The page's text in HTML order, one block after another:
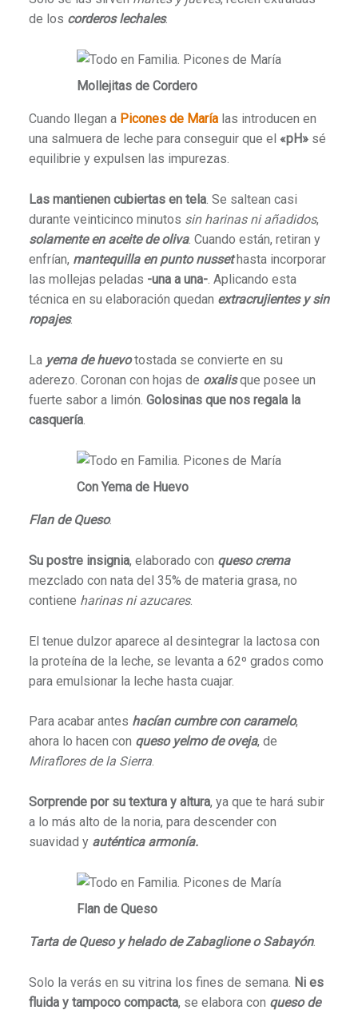
de los corderos lechales.
Mollejitas de Cordero
Cuando llegan a Picones de Maríalas introducen en
una salmuera de leche para conseguir que el «pH»sé
equilibrie y expulsen las impurezas.
Las mantienen cubiertas en tela. Se saltean casi
durante veinticinco minutos sin harinas ni añadidos,
solamente en aceite de oliva. Cuando están, retiran y
enfrían, mantequilla en punto nussethasta incorporar
las mollejas peladas -una a una-. Aplicando esta
técnica en su elaboración quedan extracrujientes y sin
ropajes.
La yema de huevotostada se convierte en su
aderezo. Coronan con hojas de oxalisque posee un
fuerte sabor a limón. Golosinas que nos regala la
casquería.
Con Yema de Huevo
Flan de Queso.
Su postre insignia, elaborado con queso crema
mezclado con nata del 35% de materia grasa, no
contiene harinas ni azucares.
El tenue dulzor aparece al desintegrar la lactosa con
la proteína de la leche, se levanta a 62º grados como
para emulsionar la leche hasta cuajar.
Para acabar antes hacían cumbre con caramelo,
ahora lo hacen con queso yelmo de oveja, de
Miraflores de la Sierra.
Sorprende por su textura y altura, ya que te hará subir
a lo más alto de la noria, para descender con
suavidad y auténtica armonía.
Flan de Queso
Tarta de Queso y helado de Zabaglione o Sabayón.
Solo la verás en su vitrina los fines de semana. Ni es
fluida y tampoco compacta, se elabora con queso de